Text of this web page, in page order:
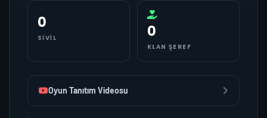
0
SIVIL 0
KLAN ŞEREF
Oyun Tanıtım Videosu